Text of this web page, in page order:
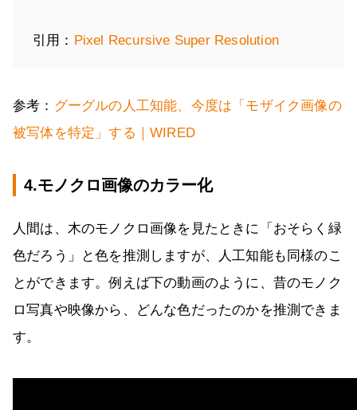
引用： Pixel Recursive Super Resolution
参考： グーグルの人工知能、今度は「モザイク画像の
被写体を特定」する｜WIRED
4.モノクロ画像のカラー化
人間は、木のモノクロ画像を見たときに「おそらく緑
色だろう」と色を推測しますが、人工知能も同様のこ
とができます。例えば下の動画のように、昔のモノク
ロ写真や映像から、どんな色だったのかを推測できま
す。